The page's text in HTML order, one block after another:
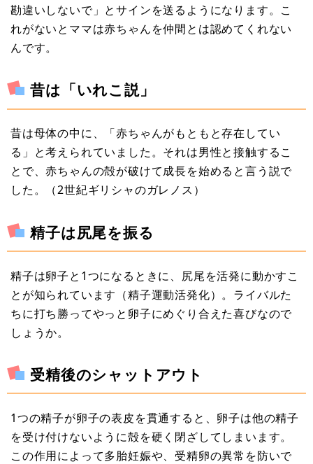
勘違いしないで」とサインを送るようになります。こ
れがないとママは赤ちゃんを仲間とは認めてくれない
んです。
昔は「いれこ説」
昔は母体の中に、「赤ちゃんがもともと存在してい
る」と考えられていました。それは男性と接触するこ
とで、赤ちゃんの殻が破けて成長を始めると言う説で
した。（2世紀ギリシャのガレノス）
精子は尻尾を振る
精子は卵子と1つになるときに、尻尾を活発に動かすこ
とが知られています（精子運動活発化）。ライバルた
ちに打ち勝ってやっと卵子にめぐり合えた喜びなので
しょうか。
受精後のシャットアウト
1つの精子が卵子の表皮を貫通すると、卵子は他の精子
を受け付けないように殻を硬く閉ざしてしまいます。
この作用によって多胎妊娠や、受精卵の異常を防いで